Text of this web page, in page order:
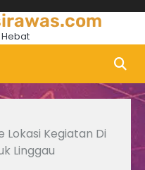
Lokasi Kegiatan Di
Linggau